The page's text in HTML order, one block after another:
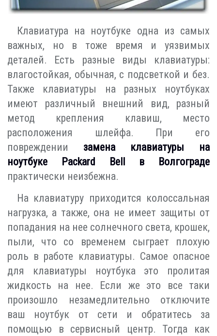
Клавиатура на ноутбуке одна из самых
важных, но в тоже время и уязвимых
деталей. Есть разные виды клавиатуры:
влагостойкая, обычная, с подсветкой и без.
Также клавиатуры на разных ноутбуках
имеют различный внешний вид, разный
метод крепления клавиш, место
расположения шлейфа. При его
повреждении замена клавиатуры на
ноутбуке Packard Bell в Волгограде
практически неизбежна.
На клавиатуру приходится колоссальная
нагрузка, а также, она не имеет защиты от
попадания на нее солнечного света, крошек,
пыли, что со временем сыграет плохую
роль в работе клавиатуры. Самое опасное
для клавиатуры ноутбука это пролитая
жидкость на нее. Если же это все таки
произошло незамедлительно отключите
ваш ноутбук от сети и обратитесь за
помощью в сервисный центр. Тогда как